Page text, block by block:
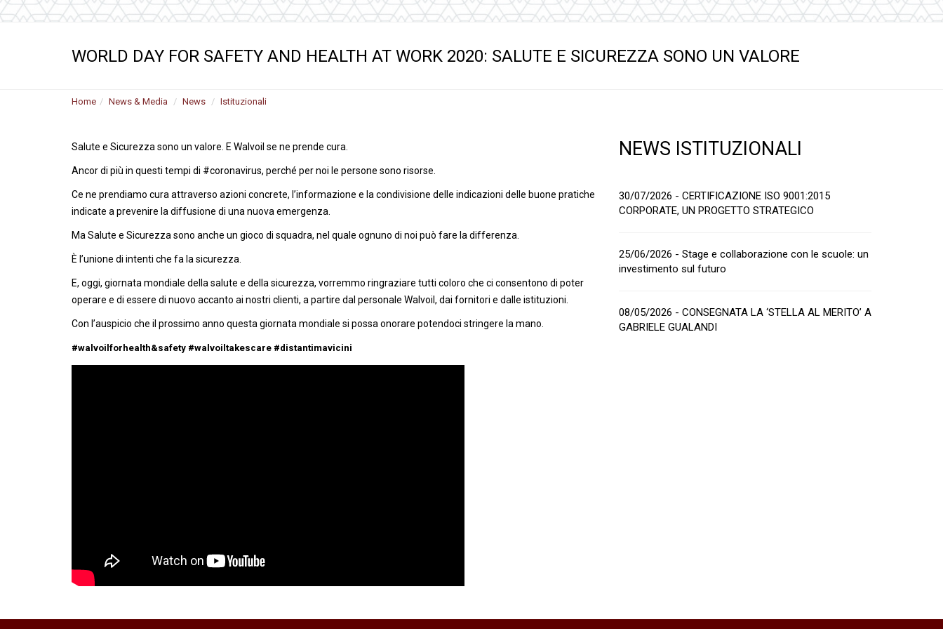
Motori ad ingranaggi in
ghisa
Servocomandi idraulici ed
Servocomandi pneumatici
Cablaggi
WORLD DAY FOR SAFETY AND HEALTH AT WORK 2020: SALUTE E SICUREZZA SONO UN VALORE
Home News & Media News Istituzionali
Salute e Sicurezza sono un valore. E Walvoil se ne prende cura.
Ancor di più in questi tempi di #coronavirus, perché per noi le persone sono risorse.
Ce ne prendiamo cura attraverso azioni concrete, l’informazione e la condivisione delle indicazioni delle buone pratiche
indicate a prevenire la diffusione di una nuova emergenza.
Ma Salute e Sicurezza sono anche un gioco di squadra, nel quale ognuno di noi può fare la differenza.
È l’unione di intenti che fa la sicurezza.
E, oggi, giornata mondiale della salute e della sicurezza, vorremmo ringraziare tutti coloro che ci consentono di poter
operare e di essere di nuovo accanto ai nostri clienti, a partire dal personale Walvoil, dai fornitori e dalle istituzioni.
Con l’auspicio che il prossimo anno questa giornata mondiale si possa onorare potendoci stringere la mano.
#walvoilforhealth&safety #walvoiltakescare #distantimavicini
NEWS ISTITUZIONALI
30/07/2026 - CERTIFICAZIONE ISO 9001:2015
CORPORATE, UN PROGETTO STRATEGICO
25/06/2026 - Stage e collaborazione con le scuole: un
investimento sul futuro
08/05/2026 - CONSEGNATA LA ‘STELLA AL MERITO’ A
GABRIELE GUALANDI